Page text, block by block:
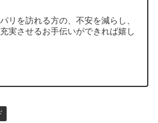
リを訪れる方の、不安を減らし、
実させるお手伝いができれば嬉し